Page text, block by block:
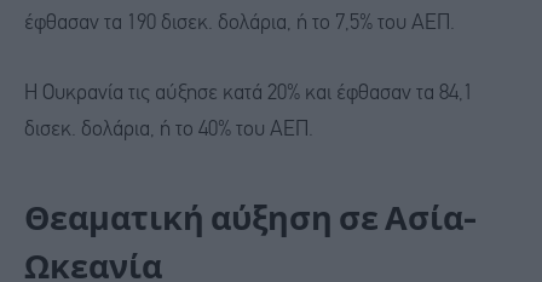
έφθασαν τα 190 δισεκ. δολάρια, ή το 7,5% του ΑΕΠ.
Η Ουκρανία τις αύξησε κατά 20% και έφθασαν τα 84,1
δισεκ. δολάρια, ή το 40% του ΑΕΠ.
Θεαματική αύξηση σε Ασία-
Ωκεανία